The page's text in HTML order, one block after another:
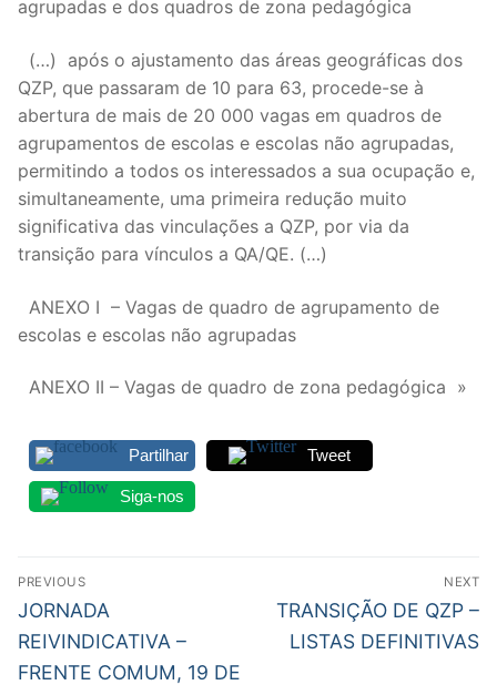
agrupadas e dos quadros de zona pedagógica
(…) após o ajustamento das áreas geográficas dos
QZP, que passaram de 10 para 63, procede-se à
abertura de mais de 20 000 vagas em quadros de
agrupamentos de escolas e escolas não agrupadas,
permitindo a todos os interessados a sua ocupação e,
simultaneamente, uma primeira redução muito
significativa das vinculações a QZP, por via da
transição para vínculos a QA/QE. (…)
ANEXO I – Vagas de quadro de agrupamento de
escolas e escolas não agrupadas
ANEXO II – Vagas de quadro de zona pedagógica »
Partilhar Tweet
Siga-nos
Navegação
de
artigos
PREVIOUS
Previous
post:
JORNADA
REIVINDICATIVA –
FRENTE COMUM, 19 DE
NEXT
Next
post:
TRANSIÇÃO DE QZP –
LISTAS DEFINITIVAS